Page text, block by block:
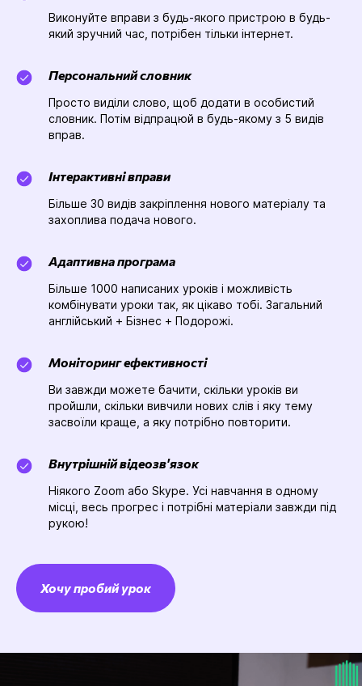
Виконуйте вправи з будь-якого пристрою в будь-
який зручний час, потрібен тільки інтернет.
Персональний словник
Просто виділи слово, щоб додати в особистий
словник. Потім відпрацюй в будь-якому з 5 видів
вправ.
Інтерактивні вправи
Більше 30 видів закріплення нового матеріалу та
захоплива подача нового.
Адаптивна програма
Більше 1000 написаних уроків і можливість
комбінувати уроки так, як цікаво тобі. Загальний
англійський + Бізнес + Подорожі.
Моніторинг ефективності
Ви завжди можете бачити, скільки уроків ви
пройшли, скільки вивчили нових слів і яку тему
засвоїли краще, а яку потрібно повторити.
Внутрішній відеозв'язок
Ніякого Zoom або Skype. Усі навчання в одному
місці, весь прогрес і потрібні матеріали завжди під
рукою!
Хочу пробий урок